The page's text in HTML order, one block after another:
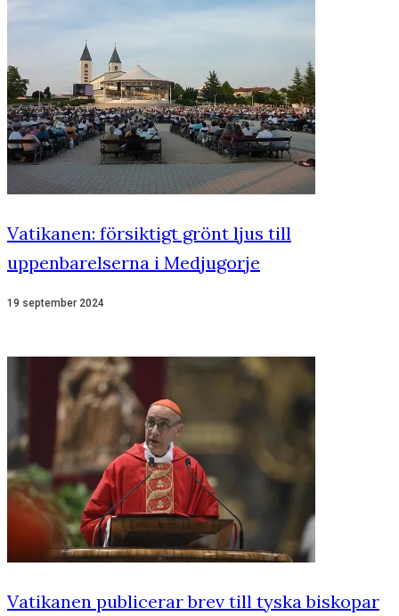
Vatikanen: försiktigt grönt ljus till
uppenbarelserna i Medjugorje
19 september 2024
Vatikanen publicerar brev till tyska biskopar